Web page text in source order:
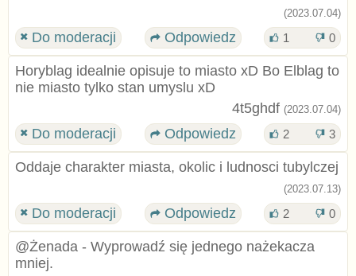
(2023.07.04)
Do moderacji Odpowiedz 1 0
Horyblag idealnie opisuje to miasto xD Bo Elblag to
nie miasto tylko stan umyslu xD
4t5ghdf (2023.07.04)
Do moderacji Odpowiedz 2 3
Oddaje charakter miasta, okolic i ludnosci tubylczej
(2023.07.13)
Do moderacji Odpowiedz 2 0
@Żenada - Wyprowadź się jednego nażekacza
mniej.